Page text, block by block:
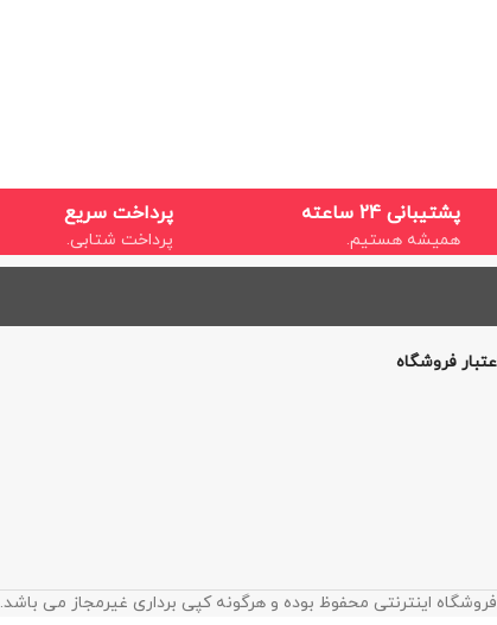
پشتیبانی 24 ساعته
همیشه هستیم.
پرداخت سریع
پرداخت شتابی.
فروشگاه
اینترنتی محفوظ بوده و هرگونه کپی برداری غیرمجاز می باشد.